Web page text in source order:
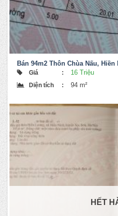
Bán 94m2 Thôn Chùa Nấu,
Giá : 16 Triệu
Diện tích : 94 m²
HẾT